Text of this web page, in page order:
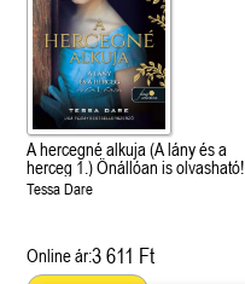
A hercegné alkuja (A lány és a
herceg 1.) Önállóan is olvasható!
Tessa Dare
Online ár:3 611 Ft